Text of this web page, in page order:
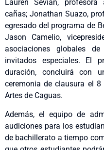
Lauren Sevian,
cañas; Jonathan Suazo,
egresado del programa de
Jason Camelio,
asociaciones globales
invitados especiales. El
duración, concluirá con
ceremonia de clausura el
Artes de Caguas.
Además, el equipo de
audiciones para los
de bachillerato a tiempo